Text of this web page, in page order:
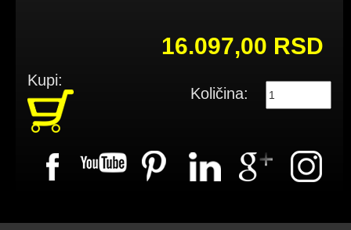
16.097,00 RSD
Kupi:
Količina: